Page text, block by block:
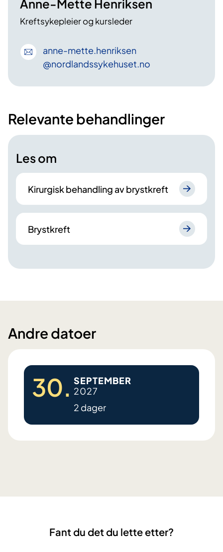
Anne-Mette Henriksen
Kreftsykepleier og kursleder
anne-mette.henriksen
@nordlandssykehuset.no
Relevante behandlinger
Les om
Kirurgisk behandling av brystkreft
Brystkreft
Andre datoer
30. SEPTEMBER
2027
2 dager
r
k
Fant du det du lette etter?